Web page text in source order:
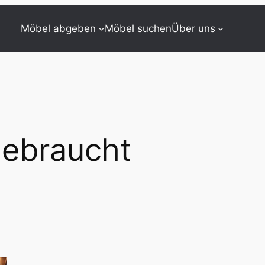
Möbel abgeben Möbel suchenÜber uns